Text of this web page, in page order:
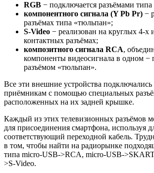
RGB − подключается разъёмами
компонентного сигнала (Y Pb Pr) −
разъёмах типа «тюльпан»;
S-Video − реализован на круглых 4-х
контактных разъёмах;
композитного сигнала RCA,
компоненты видеосигнала в одном −
разъёмом «тюльпан».
Все эти внешние устройства
приёмникам с помощью специальных
расположенных на их задней крышке.
Каждый из этих телевизионных разъёмов
для присоединения смартфона, используя
соответствующий переходной кабель.
в том, чтобы найти на радиорынке
типа micro-USB->RCA, micro-USB-
>S-Video.